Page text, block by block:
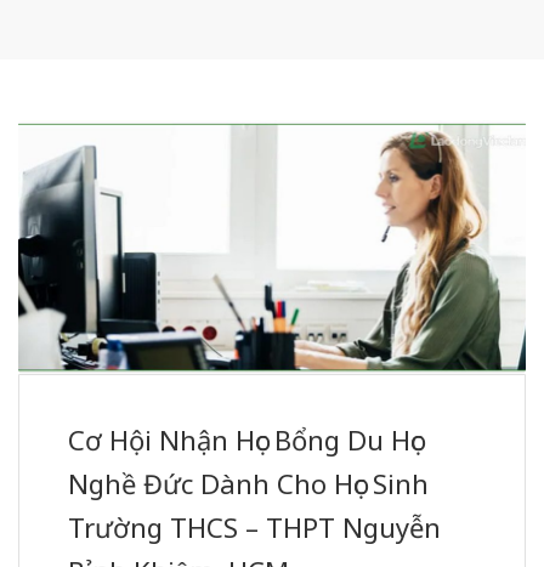
Cơ Hội Nhận Học Bổng Du Học
Nghề Đức Dành Cho Học Sinh
Trường THCS – THPT Nguyễn